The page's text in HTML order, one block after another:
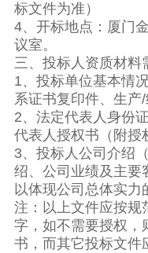
标文件为准）
4、开标地点：厦门
议室。
三、投标人资质材料
1、投标单位基本情
系证书复印件、生产/
2、法定代表人身份
代表人授权书（附授
3、投标人公司介绍
绍、公司业绩及主要
以体现公司总体实力
注：以上文件应按规
字，如不需要授权，
书，而其它投标文件